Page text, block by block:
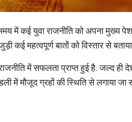
में कई युवा राजनीति को अपना मुख्य
महत्वपूर्ण बातों को विस्तार से
में सफलता प्राप्त हुई है. जल्द ही
में मौजूद ग्रहों की स्थिति से लगाया जा